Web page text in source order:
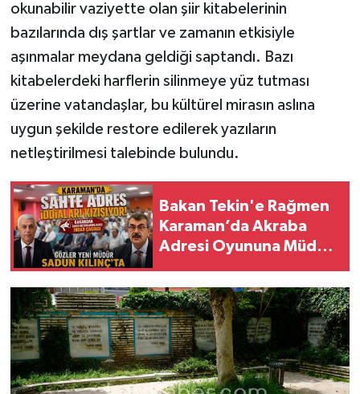
okunabilir vaziyette olan şiir kitabelerinin
bazılarında dış şartlar ve zamanın etkisiyle
aşınmalar meydana geldiği saptandı. Bazı
kitabelerdeki harflerin silinmeye yüz tutması
üzerine vatandaşlar, bu kültürel mirasın aslına
uygun şekilde restore edilerek yazıların
netleştirilmesi talebinde bulundu.
Bakan Tekin'e Rağmen
Karaman’da Akraba
Adresi Oyununa Müdür